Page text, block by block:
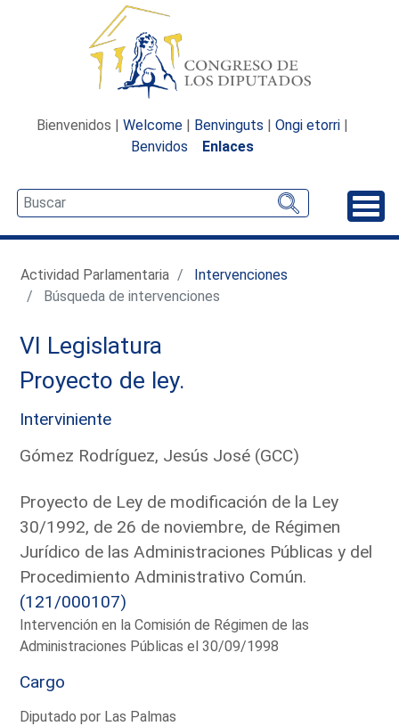
Bienvenidos | Welcome | Benvinguts | Ongi etorri |
Benvidos
Enlaces
Actividad Parlamentaria
Intervenciones
Búsqueda de intervenciones
VI Legislatura
Proyecto de ley.
Interviniente
Gómez Rodríguez, Jesús José (GCC)
Proyecto de Ley de modificación de la Ley
30/1992, de 26 de noviembre, de Régimen
Jurídico de las Administraciones Públicas y del
Procedimiento Administrativo Común.
(121/000107)
Intervención en la Comisión de Régimen de las
Administraciones Públicas el 30/09/1998
Cargo
Diputado por Las Palmas